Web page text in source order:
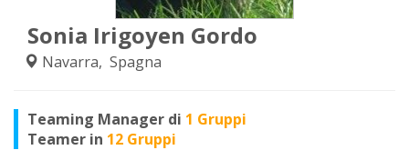
Sonia Irigoyen Gordo
Navarra, Spagna
Teaming Manager di 1 Gruppi
Teamer in 12 Gruppi